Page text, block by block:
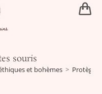
souris
et bohèmes > Protège